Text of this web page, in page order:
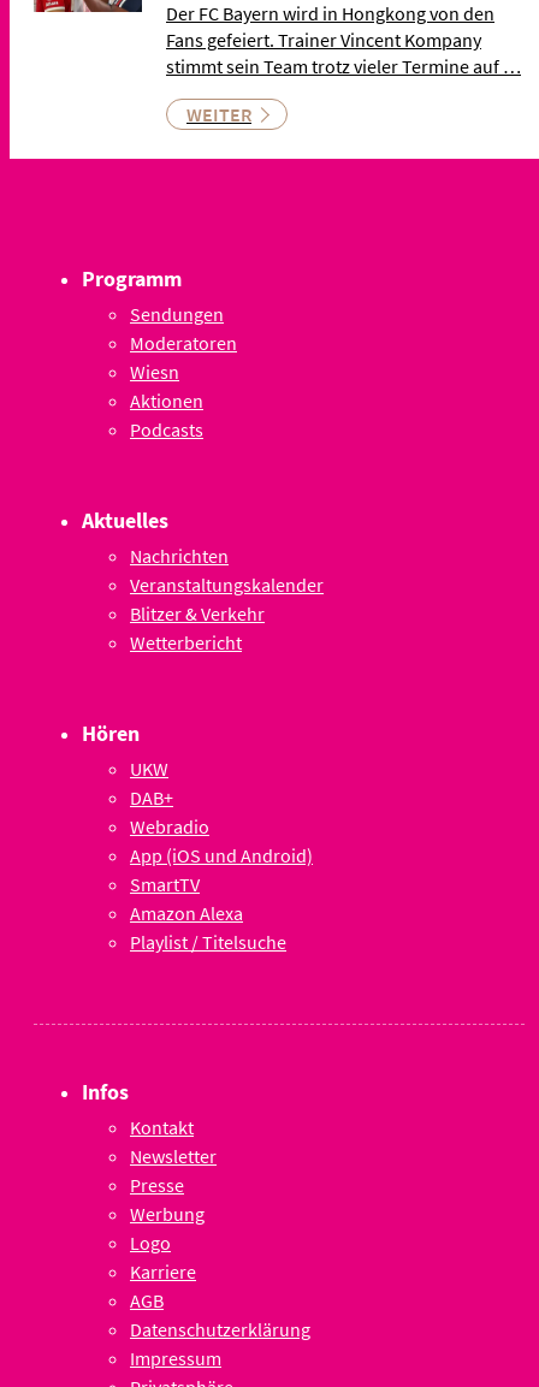
Der FC Bayern wird in Hongkong von den
Fans gefeiert. Trainer Vincent Kompany
stimmt sein Team trotz vieler Termine auf …
WEITER
Programm
Sendungen
Moderatoren
Wiesn
Aktionen
Podcasts
Aktuelles
Nachrichten
Veranstaltungskalender
Blitzer & Verkehr
Wetterbericht
Hören
UKW
DAB+
Webradio
App (iOS und Android)
SmartTV
Amazon Alexa
Playlist / Titelsuche
Infos
Kontakt
Newsletter
Presse
Werbung
Logo
Karriere
AGB
Datenschutzerklärung
Impressum